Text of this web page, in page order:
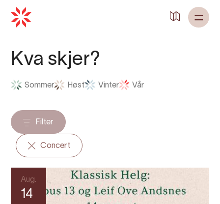
Kva skjer?
Sommer Høst Vinter Vår
Filter
Concert
Aug.
14